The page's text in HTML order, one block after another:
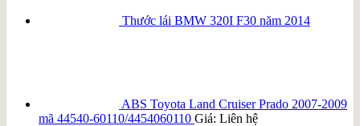
Thước lái BMW 320I F30 năm 2014
ABS Toyota Land Cruiser Prado 2007-2009
mã 44540-60110/4454060110 Giá: Liên hệ